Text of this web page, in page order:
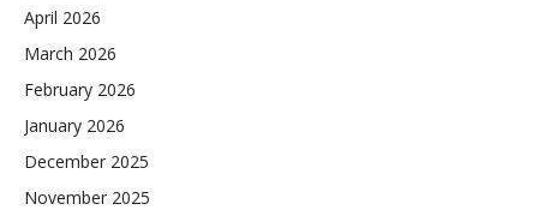
April 2026
March 2026
February 2026
January 2026
December 2025
November 2025